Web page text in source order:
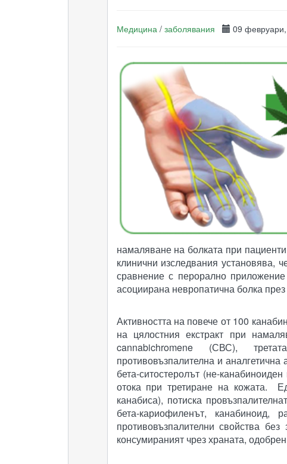
Медицина/ заболявания 09
намаляване на болката при
клинични изследвания установява,
сравнение с перорално
асоциирана невропатична болка
Активността на повече от 100
на цялостния екстракт при
cannabichromene (СВС),
противовъзпалителна и
бета-ситостеролът (не-
отока при третиране на кожата.
канабиса), потиска
бета-кариофиленът,
противовъзпалителни свойства
консумираният чрез храната,